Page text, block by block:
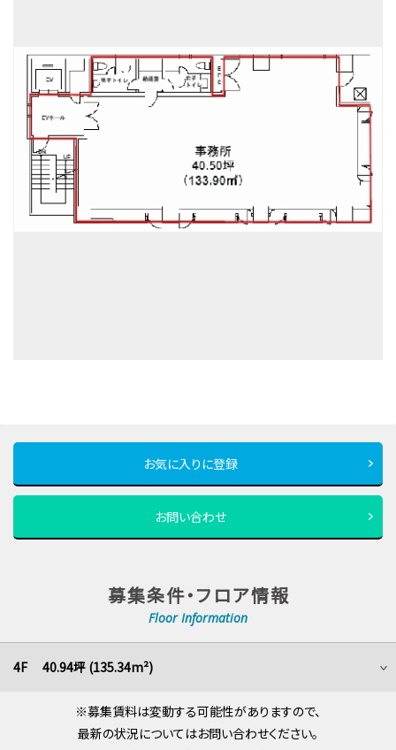
お気に入りに登録
お問い合わせ
募集条件・フロア情報
Floor Information
4F 40.94坪 (135.34m²)
※募集賃料は変動する可能性がありますので、
最新の状況についてはお問い合わせください。